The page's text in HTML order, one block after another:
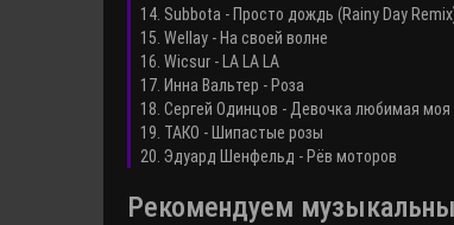
14. Subbota - Просто дождь (Rainy Day
15. Wellay - На своей волне
16. Wicsur - LA LA LA
17. Инна Вальтер - Роза
18. Сергей Одинцов - Девочка любимая моя
19. ТАКО - Шипастые розы
20. Эдуард Шенфельд - Рёв моторов
Рекомендуем